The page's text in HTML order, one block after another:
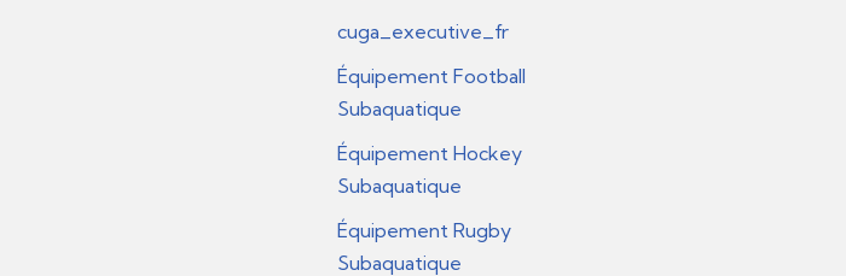
cuga_executive_fr
Équipement Football
Subaquatique
Équipement Hockey
Subaquatique
Équipement Rugby
Subaquatique